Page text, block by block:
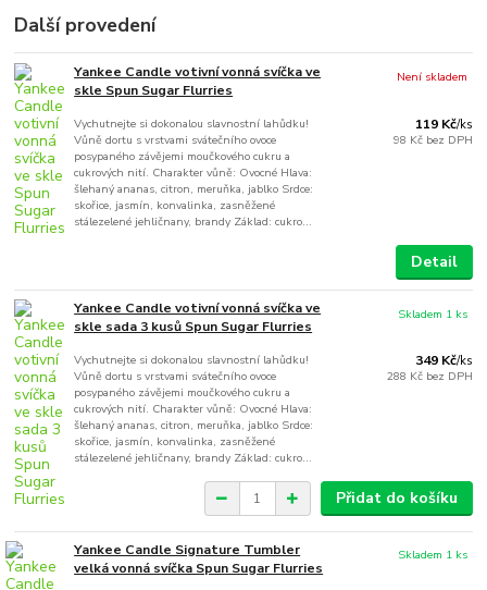
Další provedení
Yankee Candle votivní vonná svíčka ve
skle Spun Sugar Flurries
Vychutnejte si dokonalou slavnostní lahůdku!
Vůně dortu s vrstvami svátečního ovoce
posypaného závějemi moučkového cukru a
cukrových nití. Charakter vůně: Ovocné Hlava:
šlehaný ananas, citron, meruňka, jablko Srdce:
skořice, jasmín, konvalinka, zasněžené
stálezelené jehličnany, brandy Základ: cukro...
119 Kč/ks
98 Kč bez DPH
Není skladem
Detail
Yankee Candle votivní vonná svíčka ve
skle sada 3 kusů Spun Sugar Flurries
Vychutnejte si dokonalou slavnostní lahůdku!
Vůně dortu s vrstvami svátečního ovoce
posypaného závějemi moučkového cukru a
cukrových nití. Charakter vůně: Ovocné Hlava:
šlehaný ananas, citron, meruňka, jablko Srdce:
skořice, jasmín, konvalinka, zasněžené
stálezelené jehličnany, brandy Základ: cukro...
349 Kč/ks
288 Kč bez DPH
Skladem 1 ks
Přidat do košíku
Yankee Candle Signature Tumbler
velká vonná svíčka Spun Sugar Flurries
Skladem 1 ks